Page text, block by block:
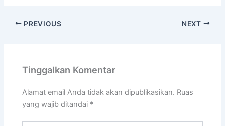
PREVIOUS NEXT
Tinggalkan Komentar
Alamat email Anda tidak akan dipublikasikan. Ruas
yang wajib ditandai *